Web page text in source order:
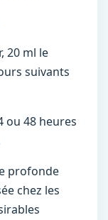
20 ml le
suivants
ou 48 heures
profonde
chez les